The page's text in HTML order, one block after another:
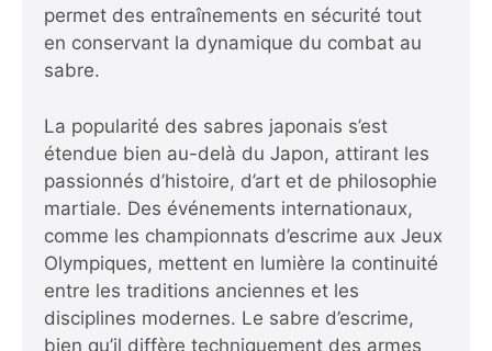
permet des entraînements en sécurité tout
en conservant la dynamique du combat au
sabre.
La popularité des sabres japonais s’est
étendue bien au-delà du Japon, attirant les
passionnés d’histoire, d’art et de philosophie
martiale. Des événements internationaux,
comme les championnats d’escrime aux Jeux
Olympiques, mettent en lumière la continuité
entre les traditions anciennes et les
disciplines modernes. Le sabre d’escrime,
bien qu’il diffère techniquement des armes